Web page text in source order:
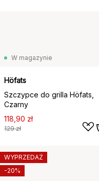
W magazynie
Höfats
Szczypce do grilla Höfats,
Czarny
118,90 zł
129 zł
WYPRZEDAŻ
-20%